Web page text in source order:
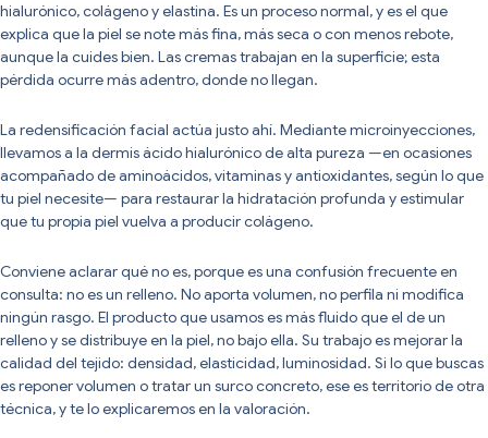
hialurónico, colágeno y elastina. Es un proceso normal, y es el que
explica que la piel se note más fina, más seca o con menos rebote,
aunque la cuides bien. Las cremas trabajan en la superficie; esta
pérdida ocurre más adentro, donde no llegan.
La redensificación facial actúa justo ahí. Mediante microinyecciones,
llevamos a la dermis ácido hialurónico de alta pureza —en ocasiones
acompañado de aminoácidos, vitaminas y antioxidantes, según lo que
tu piel necesite— para restaurar la hidratación profunda y estimular
que tu propia piel vuelva a producir colágeno.
Conviene aclarar qué no es, porque es una confusión frecuente en
consulta: no es un relleno. No aporta volumen, no perfila ni modifica
ningún rasgo. El producto que usamos es más fluido que el de un
relleno y se distribuye en la piel, no bajo ella. Su trabajo es mejorar la
calidad del tejido: densidad, elasticidad, luminosidad. Si lo que buscas
es reponer volumen o tratar un surco concreto, ese es territorio de otra
técnica, y te lo explicaremos en la valoración.